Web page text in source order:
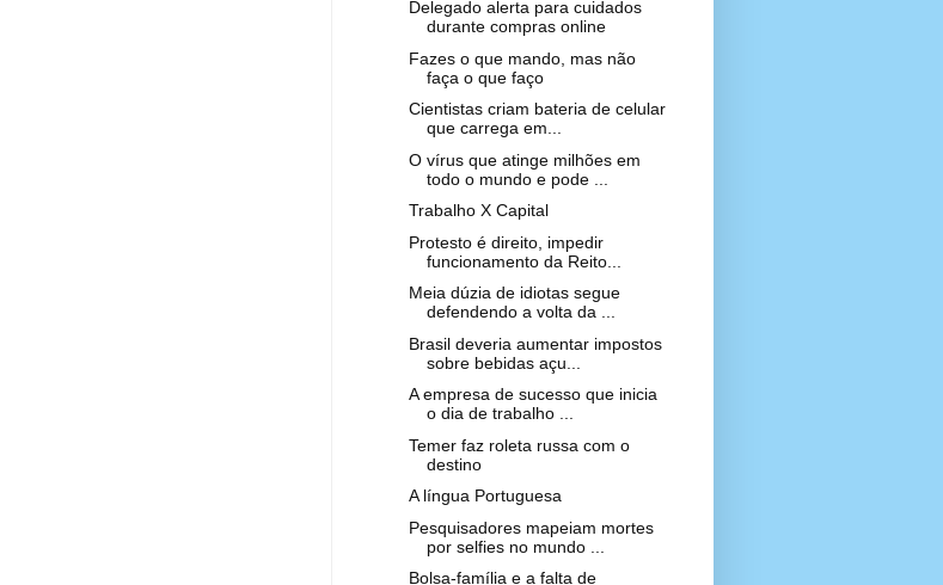
Delegado alerta para cuidados
durante compras online
Fazes o que mando, mas não
faça o que faço
Cientistas criam bateria de celular
que carrega em...
O vírus que atinge milhões em
todo o mundo e pode ...
Trabalho X Capital
Protesto é direito, impedir
funcionamento da Reito...
Meia dúzia de idiotas segue
defendendo a volta da ...
Brasil deveria aumentar impostos
sobre bebidas açu...
A empresa de sucesso que inicia
o dia de trabalho ...
Temer faz roleta russa com o
destino
A língua Portuguesa
Pesquisadores mapeiam mortes
por selfies no mundo ...
Bolsa-família e a falta de